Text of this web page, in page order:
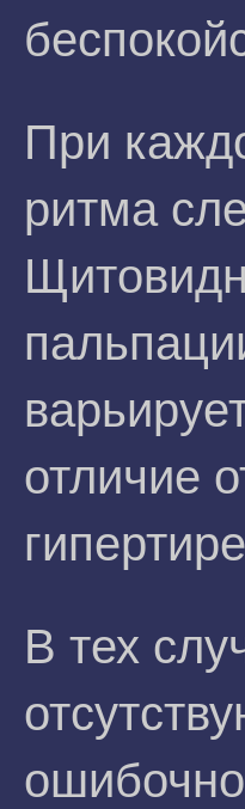
При
ритма
отличие
В тех